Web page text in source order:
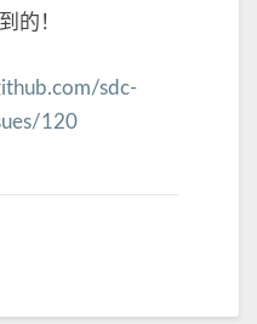
的！
sdc-
120